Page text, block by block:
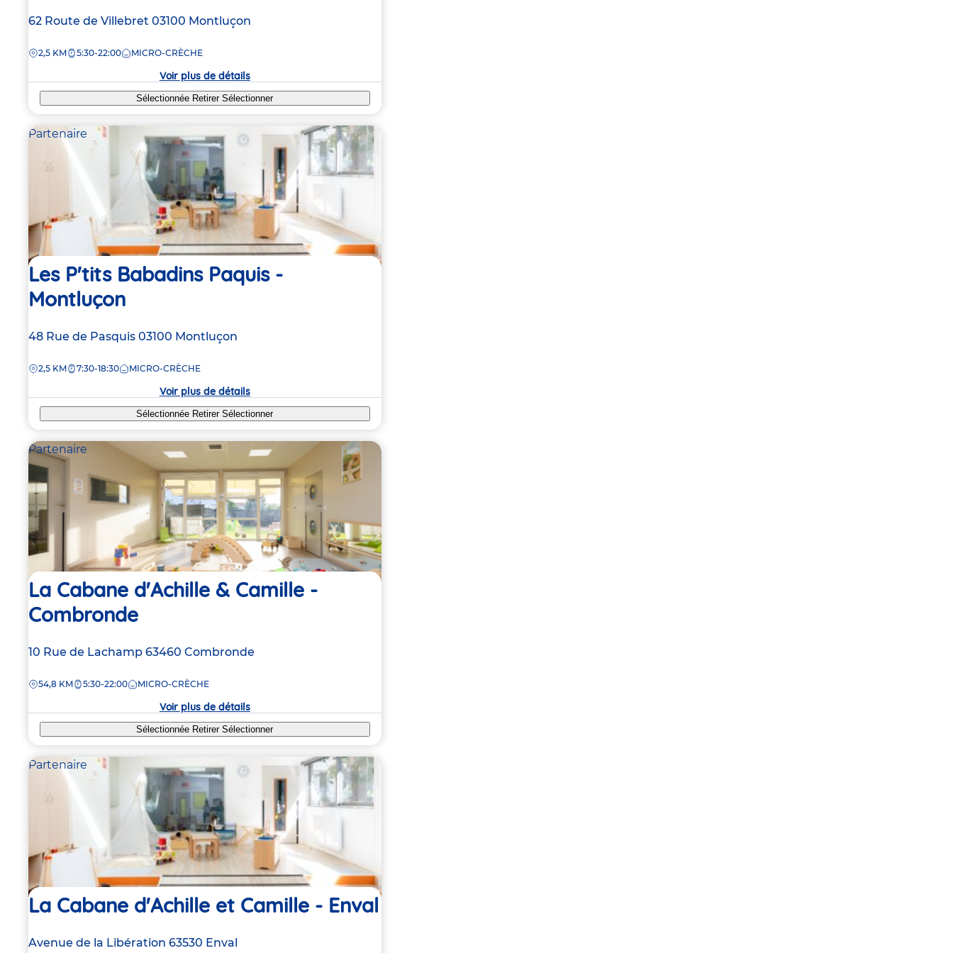
Adresse
la
62 Route de Villebret 03100 Montluçon
DISTANCE
2,5 KM 5:30-22:00 MICRO-CRÈCHE
Voir plus de détails
Sélectionnée RetirerSélectionner
Partenaire
Les P'tits Babadins Paquis -
Montluçon
Adresse
la
48 Rue de Pasquis 03100 Montluçon
DISTANCE
2,5 KM 7:30-18:30 MICRO-CRÈCHE
Voir plus de détails
Sélectionnée RetirerSélectionner
Partenaire
La Cabane d'Achille & Camille -
Combronde
Adresse
la
10 Rue de Lachamp 63460 Combronde
DISTANCE
54,8 KM 5:30-22:00 MICRO-CRÈCHE
Voir plus de détails
Sélectionnée RetirerSélectionner
Partenaire
La Cabane d'Achille et Camille - Enval
Adresse
Avenue de la Libération 63530 Enval